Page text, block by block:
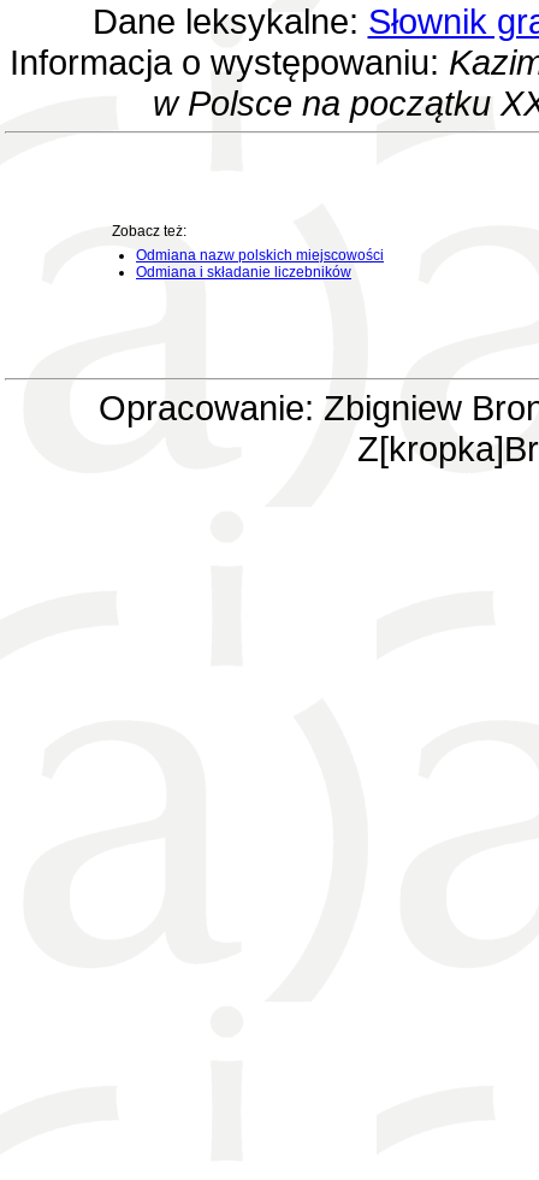
Dane leksykalne: Słownik
Informacja o występowaniu:
w Polsce na początku
Zobacz też:
Odmiana nazw polskich miejscowości
Odmiana i składanie liczebników
Opracowanie: Zbigniew